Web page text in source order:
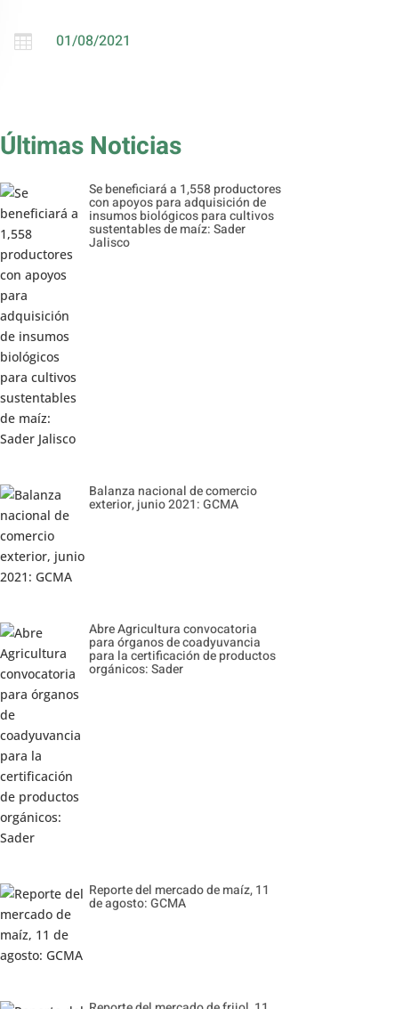
 01/08/2021
Últimas Noticias
Se beneficiará a 1,558 productores
con apoyos para adquisición de
insumos biológicos para cultivos
sustentables de maíz: Sader
Jalisco
Balanza nacional de comercio
exterior, junio 2021: GCMA
Abre Agricultura convocatoria
para órganos de coadyuvancia
para la certificación de productos
orgánicos: Sader
Reporte del mercado de maíz, 11
de agosto: GCMA